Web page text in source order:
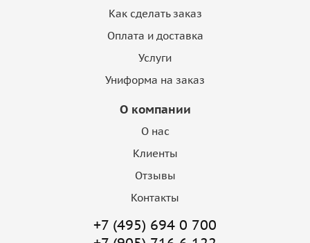
Как сделать заказ
Оплата и доставка
Услуги
Униформа на заказ
О компании
О нас
Клиенты
Отзывы
Контакты
+7 (495) 694 0 700